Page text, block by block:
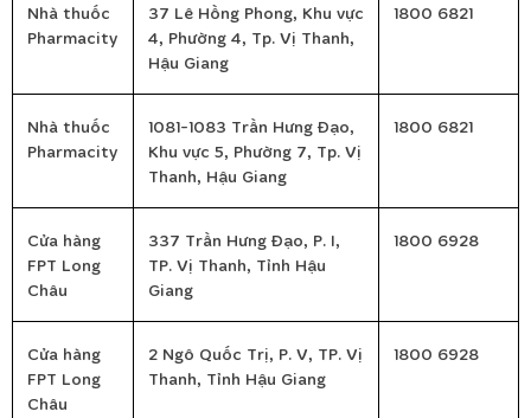
Nhà thuốc
Pharmacity
37 Lê Hồng Phong, Khu vực
4, Phường 4, Tp. Vị Thanh,
Hậu Giang
1800 6821
Nhà thuốc
Pharmacity
1081-1083 Trần Hưng Đạo,
Khu vực 5, Phường 7, Tp. Vị
Thanh, Hậu Giang
1800 6821
Cửa hàng
FPT Long
Châu
337 Trần Hưng Đạo, P. I,
TP. Vị Thanh, Tỉnh Hậu
Giang
1800 6928
Cửa hàng
FPT Long
Châu
2 Ngô Quốc Trị, P. V, TP. Vị
Thanh, Tỉnh Hậu Giang
1800 6928